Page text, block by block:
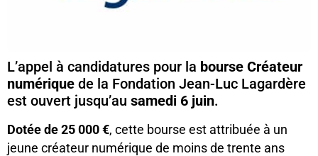
L’appel à candidatures pour la bourse Créateur
numérique de la Fondation Jean-Luc Lagardère
est ouvert jusqu’au samedi 6 juin.
Dotée de 25 000 €, cette bourse est attribuée à un
jeune créateur numérique de moins de trente ans